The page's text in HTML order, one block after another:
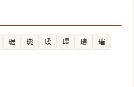
琚 珳 瑈 㻬 璿
璀